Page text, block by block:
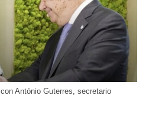
António Guterres, secretario